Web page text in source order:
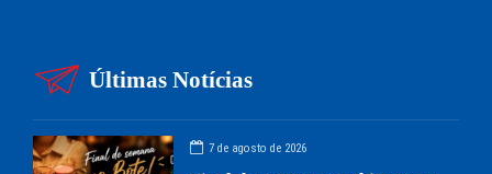
Últimas Notícias
7 de agosto de 2026